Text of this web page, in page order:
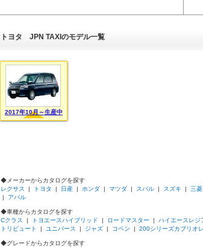
トヨタ JPN TAXIのモデル一覧
2017年10月～生産中
◆メーカーからカタログを探す
レクサス
| トヨタ | 日産 | ホンダ | マツダ | スバル | スズキ | 三菱
| アパル
◆車種からカタログを探す
Cクラス
| トヨエースハイブリッド | ロードマスター | ハイエースレジ
トリビュート
| ユニバース | ジャズ | コペン | 200シリーズカブリオレ
◆グレードからカタログを探す